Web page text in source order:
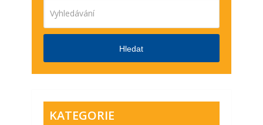
Hledat
KATEGORIE